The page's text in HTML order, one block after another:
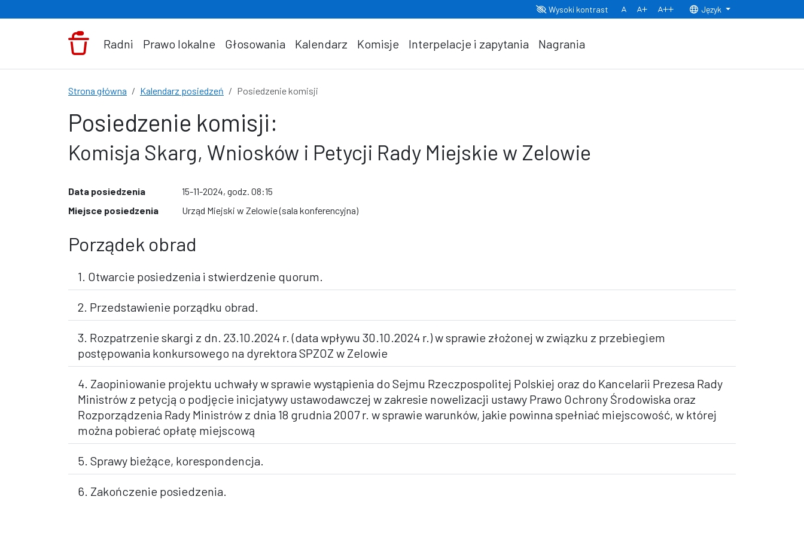
Wysoki kontrast
Normalny rozmiar czcionki
Rozmiar czcionki 150% Rozmiar czcionki 200%
Język
Radni Prawo lokalne Głosowania Kalendarz Komisje Interpelacje i zapytania Nagrania
Strona główna Kalendarz posiedzeń Posiedzenie komisji
Posiedzenie komisji:
Komisja Skarg, Wniosków i Petycji Rady Miejskie w Zelowie
Data posiedzenia
15-11-2024, godz. 08:15
Miejsce posiedzenia
Urząd Miejski w Zelowie (sala konferencyjna)
Porządek obrad
1. Otwarcie posiedzenia i stwierdzenie quorum.
2. Przedstawienie porządku obrad.
3. Rozpatrzenie skargi z dn. 23.10.2024 r. (data wpływu 30.10.2024 r.) w sprawie złożonej w związku z przebiegiem
postępowania konkursowego na dyrektora SPZOZ w Zelowie
4. Zaopiniowanie projektu uchwały w sprawie wystąpienia do Sejmu Rzeczpospolitej Polskiej oraz do Kancelarii Prezesa Rady
Ministrów z petycją o podjęcie inicjatywy ustawodawczej w zakresie nowelizacji ustawy Prawo Ochrony Środowiska oraz
Rozporządzenia Rady Ministrów z dnia 18 grudnia 2007 r. w sprawie warunków, jakie powinna spełniać miejscowość, w której
można pobierać opłatę miejscową
5. Sprawy bieżące, korespondencja.
6. Zakończenie posiedzenia.